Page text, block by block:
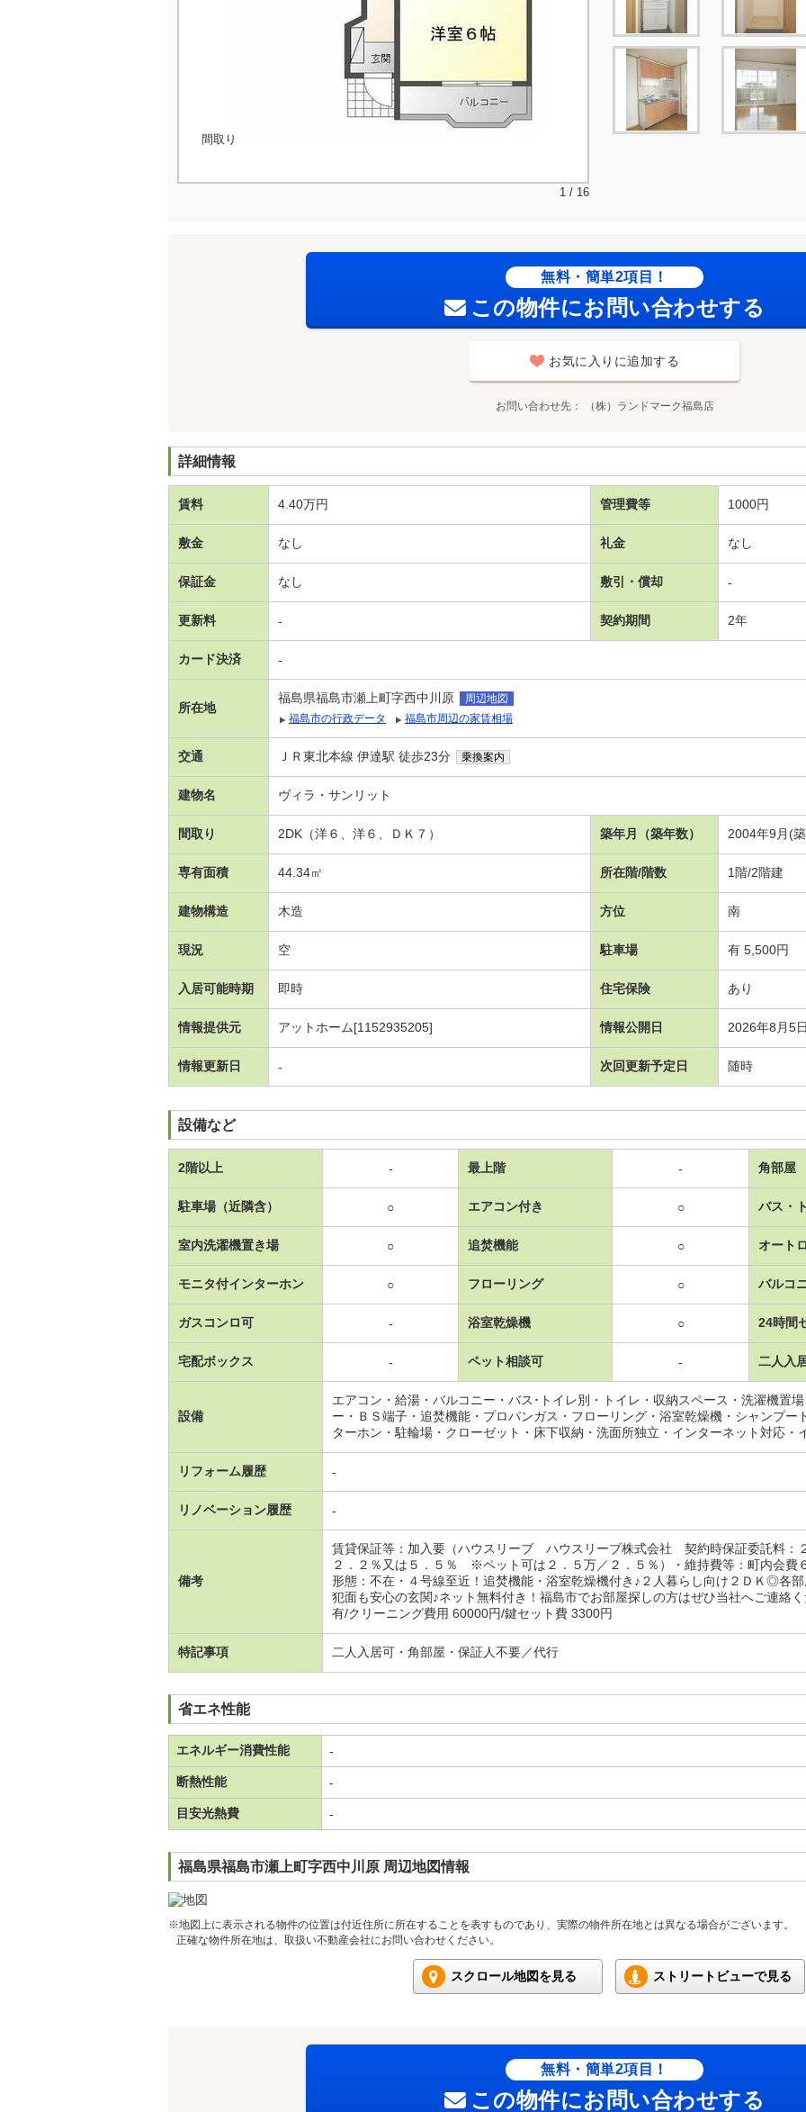
間取り
1 / 16
無料・簡単2項目！
この物件にお問い合わせする
お気に入りに追加する
お問い合わせ先 （株）ランドマーク福島店
詳細情報
賃料 4.40万円 管理費等 1000円
敷金 なし 礼金 なし
保証金 なし 敷引・償却 -
更新料 - 契約期間 2年
カード決済 -
所在地
福島県福島市瀬上町字西中川原
周辺地図
福島市の行政データ
福島市周辺の家賃相場
交通 ＪＲ東北本線 伊達駅 徒歩23分 乗換案内
建物名 ヴィラ・サンリット
間取り 2DK（洋６、洋６、ＤＫ７） 築年月（築年数） 2004年9月(
専有面積 44.34㎡ 所在階/階数 1階/2階建
建物構造 木造 方位 南
現況 空 駐車場 有 5,500円
入居可能時期 即時 住宅保険 あり
情報提供元 アットホーム[1152935205] 情報公開日 2026年8月5
情報更新日 - 次回更新予定日 随時
設備など
2階以上 - 最上階 - 角部屋
駐車場（近隣含） ○ エアコン付き ○ バス・
室内洗濯機置き場 ○ 追焚機能 ○ オート
モニタ付インターホン ○ フローリング ○ バルコ
ガスコンロ可 - 浴室乾燥機 ○ 24時間
宅配ボックス - ペット相談可 - 二人入
設備
エアコン・給湯・バルコニー・バス･トイレ別・トイレ・収納スペース・洗濯機置
ー・ＢＳ端子・追焚機能・プロパンガス・フローリング・浴室乾燥機・シャンプー
ターホン・駐輪場・クローゼット・床下収納・洗面所独立・インターネット対応・
リフォーム履歴 -
リノベーション履歴 -
備考
賃貸保証等：加入要（ハウスリーブ ハウスリーブ株式会社 契約時保証委託料：
２．２％又は５．５％ ※ペット可は２．５万／２．５％）・維持費等：町内会費
形態：不在・４号線至近！追焚機能・浴室乾燥機付き♪２人暮らし向け２ＤＫ◎各
犯面も安心の玄関♪ネット無料付き！福島市でお部屋探しの方はぜひ当社へご連絡
有/クリーニング費用 60000円/鍵セット費 3300円
特記事項 二人入居可・角部屋・保証人不要／代行
省エネ性能
エネルギー消費性能 -
断熱性能 -
目安光熱費 -
福島県福島市瀬上町字西中川原 周辺地図情報
※地図上に表示される物件の位置は付近住所に所在することを表すものであり、実際の物件所在地とは異なる場合がございます。
正確な物件所在地は、取扱い不動産会社にお問い合わせください。
スクロール地図を見る ストリートビューで見る
無料・簡単2項目！
この物件にお問い合わせする